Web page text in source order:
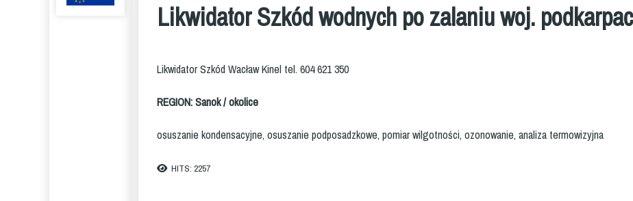
Likwidator Szkód wodnych po zalaniu woj.
Likwidator Szkód Wacław Kinel tel. 604 621 350
REGION: Sanok / okolice
osuszanie kondensacyjne, osuszanie podposadzkowe, pomiar wilgotności, ozonowanie, analiza termowizyjna
HITS: 2257